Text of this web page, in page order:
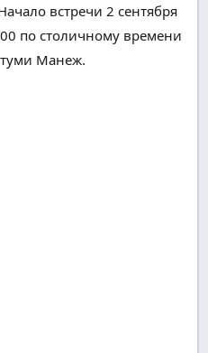
встречи 2 сентября
постоличному времени
Манеж.